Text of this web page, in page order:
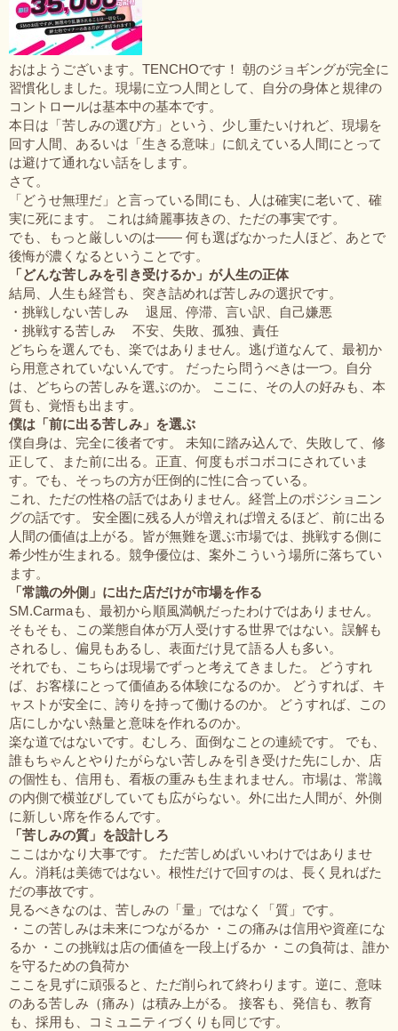
おはようございます。TENCHOです！ 朝のジョギングが完全に
習慣化しました。現場に立つ人間として、自分の身体と規律の
コントロールは基本中の基本です。
本日は「苦しみの選び方」という、少し重たいけれど、現場を
回す人間、あるいは「生きる意味」に飢えている人間にとって
は避けて通れない話をします。
さて。
「どうせ無理だ」と言っている間にも、人は確実に老いて、確
実に死にます。 これは綺麗事抜きの、ただの事実です。
でも、もっと厳しいのは—— 何も選ばなかった人ほど、あとで
後悔が濃くなるということです。
「どんな苦しみを引き受けるか」が人生の正体
結局、人生も経営も、突き詰めれば苦しみの選択です。
・挑戦しない苦しみ 退屈、停滞、言い訳、自己嫌悪
・挑戦する苦しみ 不安、失敗、孤独、責任
どちらを選んでも、楽ではありません。逃げ道なんて、最初か
ら用意されていないんです。 だったら問うべきは一つ。自分
は、どちらの苦しみを選ぶのか。 ここに、その人の好みも、本
質も、覚悟も出ます。
僕は「前に出る苦しみ」を選ぶ
僕自身は、完全に後者です。 未知に踏み込んで、失敗して、修
正して、また前に出る。正直、何度もボコボコにされていま
す。でも、そっちの方が圧倒的に性に合っている。
これ、ただの性格の話ではありません。経営上のポジショニン
グの話です。 安全圏に残る人が増えれば増えるほど、前に出る
人間の価値は上がる。皆が無難を選ぶ市場では、挑戦する側に
希少性が生まれる。競争優位は、案外こういう場所に落ちてい
ます。
「常識の外側」に出た店だけが市場を作る
SM.Carmaも、最初から順風満帆だったわけではありません。
そもそも、この業態自体が万人受けする世界ではない。誤解も
されるし、偏見もあるし、表面だけ見て語る人も多い。
それでも、こちらは現場でずっと考えてきました。 どうすれ
ば、お客様にとって価値ある体験になるのか。 どうすれば、キ
ャストが安全に、誇りを持って働けるのか。 どうすれば、この
店にしかない熱量と意味を作れるのか。
楽な道ではないです。むしろ、面倒なことの連続です。 でも、
誰もちゃんとやりたがらない苦しみを引き受けた先にしか、店
の個性も、信用も、看板の重みも生まれません。市場は、常識
の内側で横並びしていても広がらない。外に出た人間が、外側
に新しい席を作るんです。
「苦しみの質」を設計しろ
ここはかなり大事です。 ただ苦しめばいいわけではありませ
ん。消耗は美徳ではない。根性だけで回すのは、長く見ればた
だの事故です。
見るべきなのは、苦しみの「量」ではなく「質」です。
・この苦しみは未来につながるか ・この痛みは信用や資産にな
るか ・この挑戦は店の価値を一段上げるか ・この負荷は、誰か
を守るための負荷か
ここを見ずに頑張ると、ただ削られて終わります。逆に、意味
のある苦しみ（痛み）は積み上がる。 接客も、発信も、教育
も、採用も、コミュニティづくりも同じです。